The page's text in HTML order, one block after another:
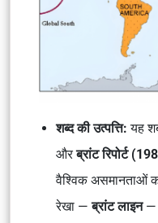
शब्द की उत्पत्ति: यह
औरब्रांट रिपोर्ट
वैश्विक असमानताओं
रेखा —ब्रांट लाइन—